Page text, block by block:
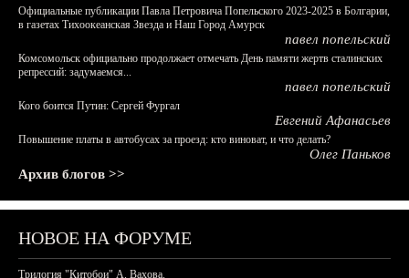
Официальные публикации Павла Петровича Попельского 2023-2025 в Болгарии,
в газетах Тихоокеанская Звезда и Наш Город Амурск
павел попельский
Комсомольск официально продолжает отмечать День памяти жертв сталинских
репрессий: задумаемся...
павел попельский
Кого боится Путин: Сергей Фургал
Евгений Афанасьев
Повышение платы в автобусах за проезд: кто виноват, и что делать?
Олег Паньков
Архив блогов >>
НОВОЕ НА ФОРУМЕ
Трилогия "Китобои" А. Вахова.